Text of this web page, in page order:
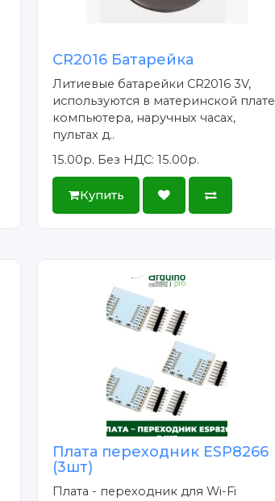
CR2016 Батарейка
Литиевые батарейки CR2016 3V,
используются в материнской плате
компьютера, наручных часах,
пультах д..
15.00р. Без НДС: 15.00р.
Купить
Плата переходник ESP8266
(3шт)
Плата - переходник для Wi-Fi